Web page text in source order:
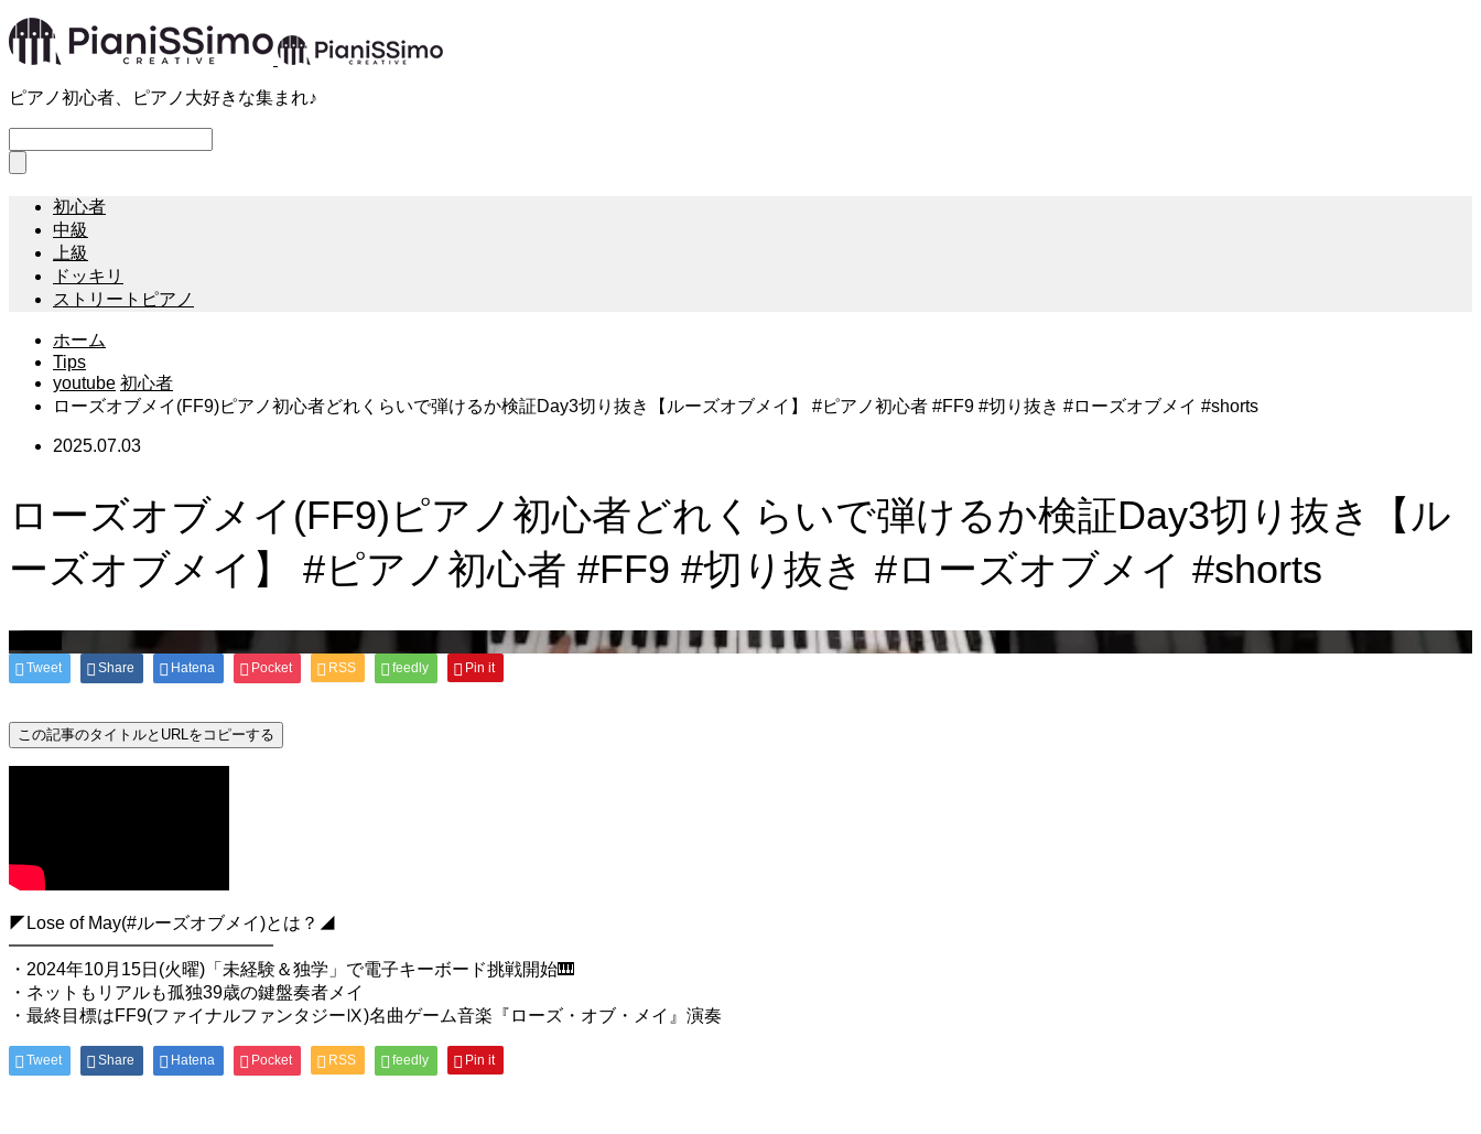
ピアノ初心者、ピアノ大好きな集まれ♪
初心者
中級
上級
ドッキリ
ストリートピアノ
ホーム
Tips
youtube 初心者
ローズオブメイ(FF9)ピアノ初心者どれくらいで弾けるか検証Day3切り抜き【ルーズオブメイ】 #ピアノ初心者 #FF9 #切り抜き #ローズオブメイ #shorts
2025.07.03
ローズオブメイ(FF9)ピアノ初心者どれくらいで弾けるか検証Day3切り抜き【ル
ーズオブメイ】 #ピアノ初心者 #FF9 #切り抜き #ローズオブメイ #shorts
Tweet Share Hatena Pocket RSS feedly Pin it
この記事のタイトルとURLをコピーする
◤Lose of May(#ルーズオブメイ)とは？◢
━━━━━━━━━━━━━━━
・2024年10月15日(火曜)「未経験＆独学」で電子キーボード挑戦開始🎹
・ネットもリアルも孤独39歳の鍵盤奏者メイ
・最終目標はFF9(ファイナルファンタジーⅨ)名曲ゲーム音楽『ローズ・オブ・メイ』演奏
Tweet Share Hatena Pocket RSS feedly Pin it